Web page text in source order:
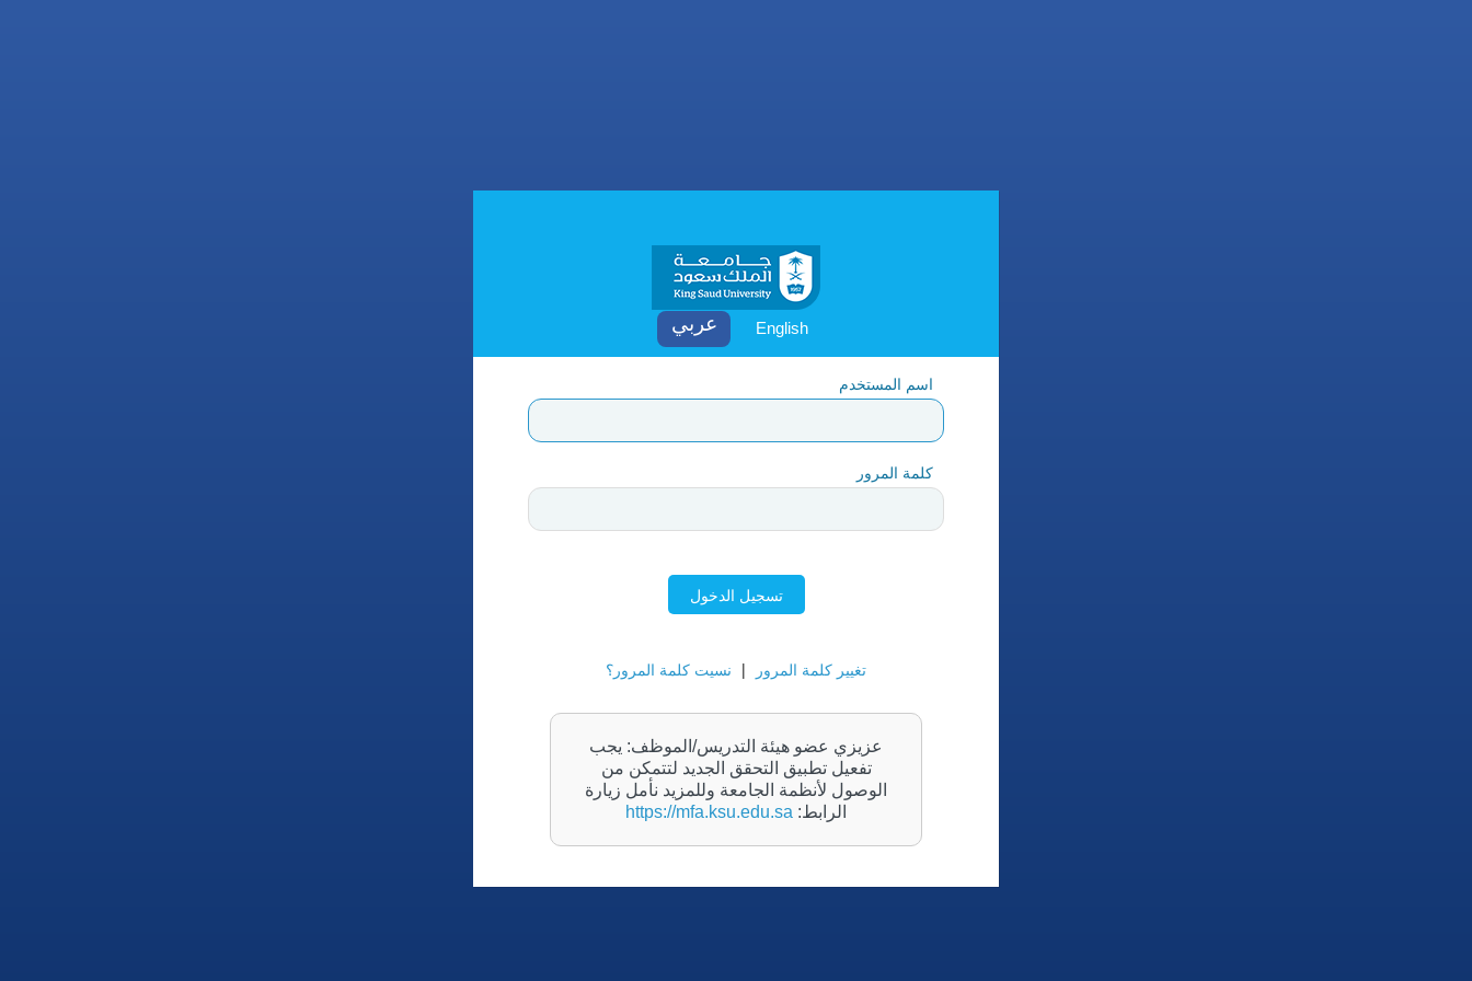
English
اسم المستخدم
كلمة المرور
تسجيل الدخول
تغيير كلمة المرور | نسيت كلمة المرور؟
عزيزي عضو هيئة التدريس/الموظف: يجب
تفعيل تطبيق التحقق الجديد لتتمكن من
الوصول لأنظمة الجامعة وللمزيد نأمل زيارة
الرابط: https://mfa.ksu.edu.sa